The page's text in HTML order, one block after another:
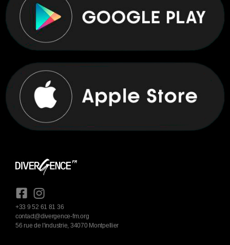
+33 9 52 61 81 36
contact@divergence-fm.org
56 rue de l'industrie, 34070 Montpellier